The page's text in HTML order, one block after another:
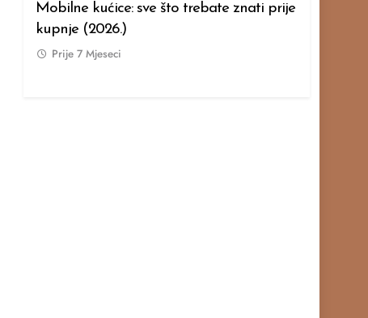
Mobilne kućice: sve što trebate znati prije
kupnje (2026.)
Prije 7 Mjeseci